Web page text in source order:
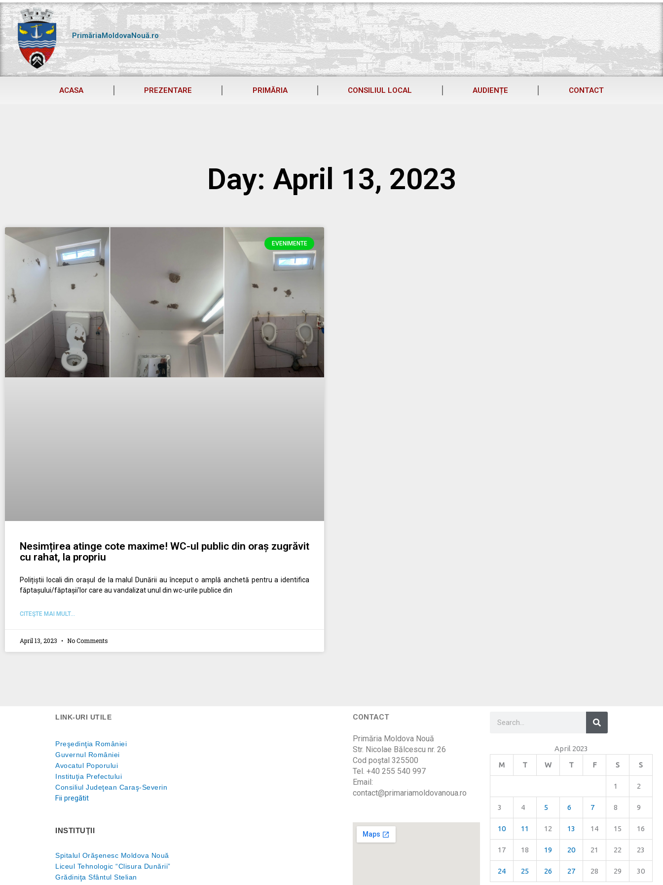
Skip
to
content
PrimăriaMoldovaNouă.ro
ACASA PREZENTARE PRIMĂRIA CONSILIUL LOCAL AUDIENȚE CONTACT
Day: April 13, 2023
EVENIMENTE
Nesimțirea atinge cote maxime! WC-ul public din oraș zugrăvit
cu rahat, la propriu
Polițiștii locali din orașul de la malul Dunării au început o amplă anchetă pentru a identifica
făptașului/făptașii’lor care au vandalizat unul din wc-urile publice din
CITEŞTE MAI MULT...
April 13, 2023 No Comments
LINK-URI UTILE
Preşedinţia României
Guvernul României
Avocatul Poporului
Instituţia Prefectului
Consiliul Judeţean Caraş-Severin
Fii pregătit
INSTITUŢII
Spitalul Orăşenesc Moldova Nouă
Liceul Tehnologic “Clisura Dunării”
Grădiniţa Sfântul Stelian
CONTACT
Primăria Moldova Nouă
Str. Nicolae Bălcescu nr. 26
Cod poştal 325500
Tel. +40 255 540 997
Email:
contact@primariamoldovanoua.ro
Search
April 2023
M
T W T F S S
1 2
3 4 5 6 7 8 9
10 11 12 13 14 15 16
17 18 19 20 21 22 23
24 25 26 27 28 29 30